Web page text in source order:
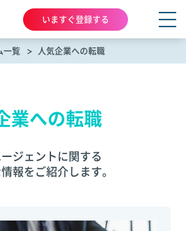
いますぐ登録する
一覧 人気企業への転職
業への転職
ジェントに関する
報をご紹介します。